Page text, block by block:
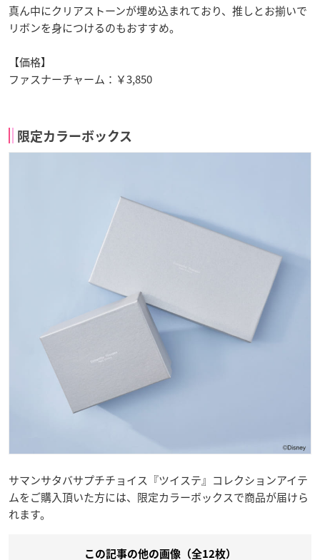
真ん中にクリアストーンが埋め込まれており、推しとお揃いで
リボンを身につけるのもおすすめ。
【価格】
ファスナーチャーム：￥3,850
限定カラーボックス
サマンサタバサプチチョイス『ツイステ』コレクションアイテ
ムをご購入頂いた方には、限定カラーボックスで商品が届けら
れます。
この記事の他の画像（全12枚）